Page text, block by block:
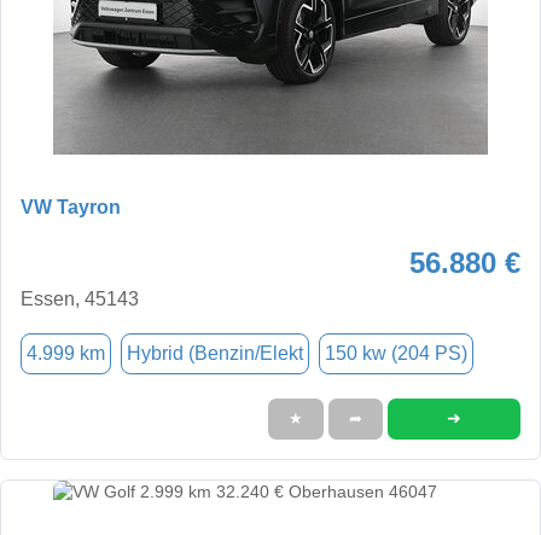
VW Tayron
56.880 €
Essen, 45143
4.999 km Hybrid (Benzin/Elekt 150 kw (204 PS)
★ ➦ ➜